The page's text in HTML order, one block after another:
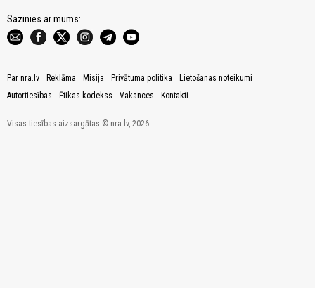
Sazinies ar mums:
Par nra.lv Reklāma Misija Privātuma politika
Lietošanas noteikumi
Autortiesības
Ētikas kodekss Vakances Kontakti
Visas tiesības aizsargātas © nra.lv, 2026